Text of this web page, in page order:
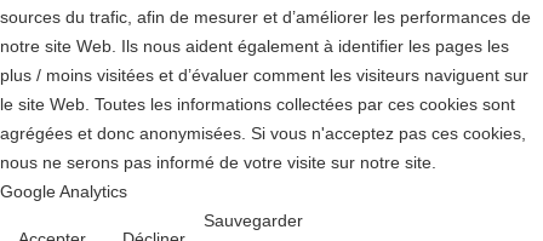
sources du trafic, afin de mesurer et d’améliorer les performances de
notre site Web. Ils nous aident également à identifier les pages les
plus / moins visitées et d’évaluer comment les visiteurs naviguent sur
le site Web. Toutes les informations collectées par ces cookies sont
agrégées et donc anonymisées. Si vous n'acceptez pas ces cookies,
nous ne serons pas informé de votre visite sur notre site.
Google Analytics
Sauvegarder